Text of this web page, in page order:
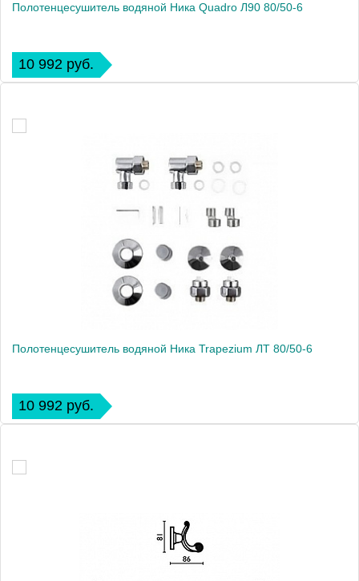
Полотенцесушитель водяной Ника Quadro Л90 80/50-6
10 992 руб.
Полотенцесушитель водяной Ника Trapezium ЛТ 80/50-6
10 992 руб.